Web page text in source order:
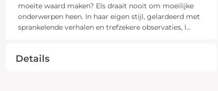
moeite waard maken? Els draait nooit om moeilijke
onderwerpen heen. In haar eigen stijl, gelardeerd met
sprankelende verhalen en trefzekere observaties, l...
Details